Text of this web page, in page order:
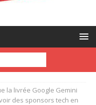
la livrée Google Gemini
des sponsors tech en